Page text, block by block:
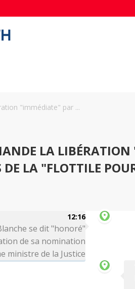
"immédiate" par ...
LA
LA "FLOTTILE
12:16
se dit "honoré"
de sa nomination
ministre de la Justice